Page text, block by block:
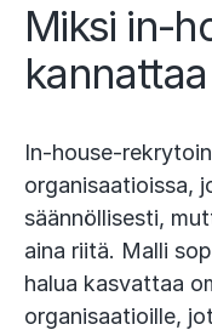
Miksi in-
In-house-
organisaatioissa,
säännöllisesti,
aina riitä. Malli
halua kasvattaa
organisaatioille,